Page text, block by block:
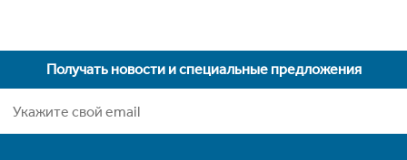
Получать новости и специальные предложения